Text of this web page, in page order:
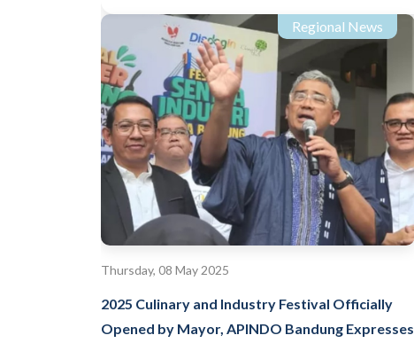
Regional News
Thursday, 08 May 2025
2025 Culinary and Industry Festival Officially
Opened by Mayor, APINDO Bandung Expresses